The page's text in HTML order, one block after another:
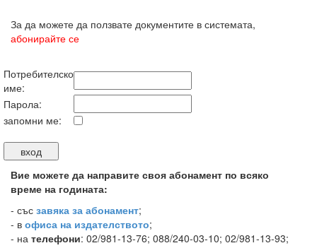
За да можете да ползвате документите в системата,
абонирайте се
Потребителско
име:
Парола:
запомни ме:
Вие можете да направите своя абонамент по всяко
време на годината:
- със завяка за абонамент;
- в офиса на издателството;
- на телефони: 02/981-13-76; 088/240-03-10; 02/981-13-93;